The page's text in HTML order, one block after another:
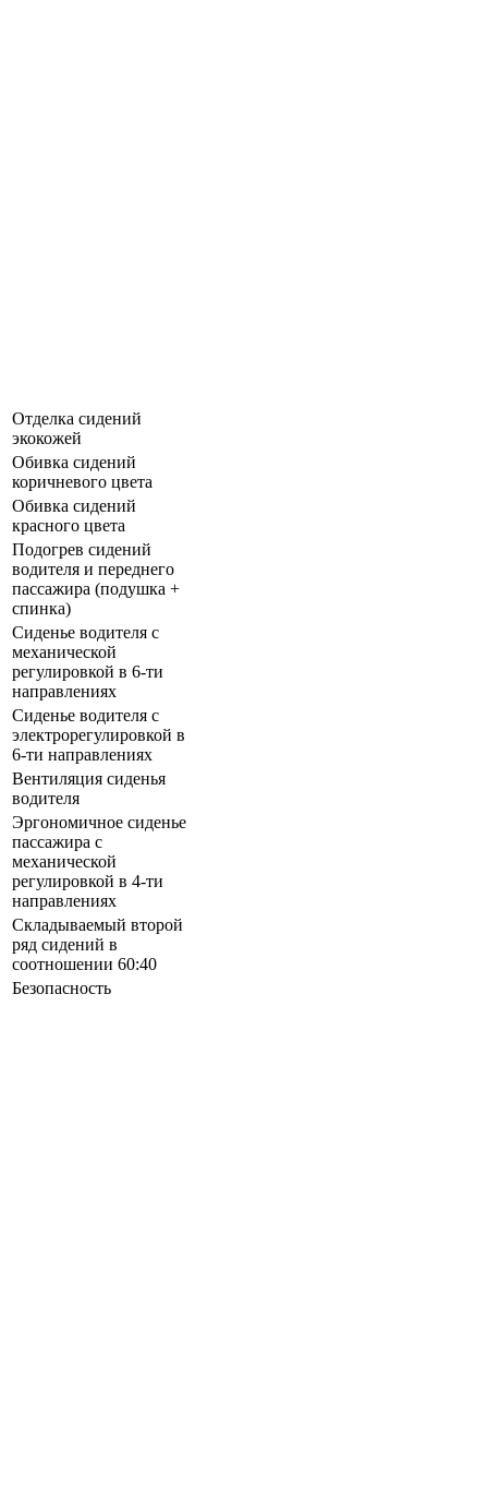
Отделка сидений
экокожей
Обивка сидений
коричневого цвета
Обивка сидений
красного цвета
Подогрев сидений
водителя и переднего
пассажира (подушка +
спинка)
Сиденье водителя с
механической
регулировкой в 6-ти
направлениях
Сиденье водителя с
электрорегулировкой в
6-ти направлениях
Вентиляция сиденья
водителя
Эргономичное сиденье
пассажира с
механической
регулировкой в 4-ти
направлениях
Складываемый второй
ряд сидений в
соотношении 60:40
Безопасность